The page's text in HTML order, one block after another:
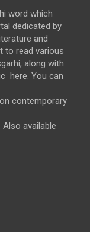
word which
dedicated by
and
to read various
along with
here. You can
contemporary
available